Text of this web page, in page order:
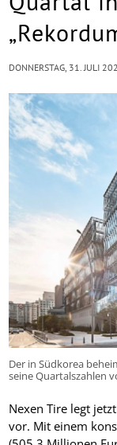
Der in Südkorea
seine Quartalszahlen
Nexen Tire legt
vor. Mit einem
DONNERSTAG, 31. JULI